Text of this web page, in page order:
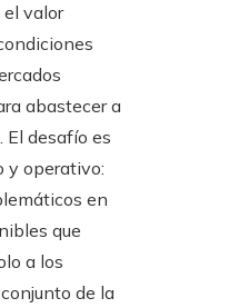
valor
abastecer a
El desafío es
y operativo:
en
que
a los
de la